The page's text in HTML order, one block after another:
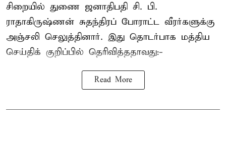
சிறையில் துணை ஜனாதிபதி சி. பி.
ராதாகிருஷ்ணன் சுதந்திரப் போராட்ட வீரர்களுக்கு
அஞ்சலி செலுத்தினார். இது தொடர்பாக மத்திய
செய்திக் குறிப்பில் தெரிவித்ததாவது:-
Read More